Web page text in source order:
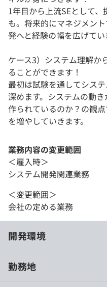
1年目から上流SEとして
も。将来的にマネジメン
発へと経験の幅を広げてい
ケース3）システム理解か
ることができます！
最初は試験を通してシス
深めます。システムの動
作られているのか？の観
を増やしていきます。
業務内容の変更範囲
＜雇入時＞
システム開発関連業務
＜変更範囲＞
会社の定める業務
開発環境
勤務地